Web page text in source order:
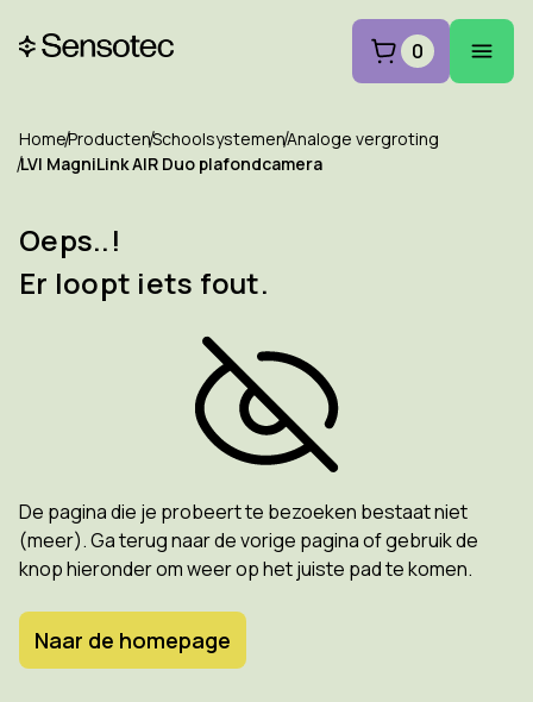
0
HomeProductenSchoolsystemenAnaloge vergroting
LVI MagniLink AIR Duo plafondcamera
Oeps..!
Er loopt iets fout.
De pagina die je probeert te bezoeken bestaat niet
(meer). Ga terug naar de vorige pagina of gebruik de
knop hieronder om weer op het juiste pad te komen.
Naar de homepage